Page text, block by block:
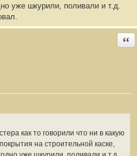
уже шкурили, поливали и т.д.
как то говорили что ни в какую
на строительной каске,